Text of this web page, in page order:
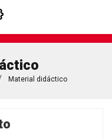
Material didáctico